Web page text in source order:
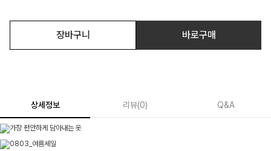
장바구니 바로구매
상세정보 리뷰(0) Q&A